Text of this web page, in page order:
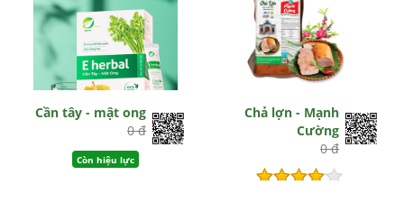
Cần tây - mật ong
0 đ
Còn hiệu lực
Chả lợn - Mạnh
Cường
0 đ